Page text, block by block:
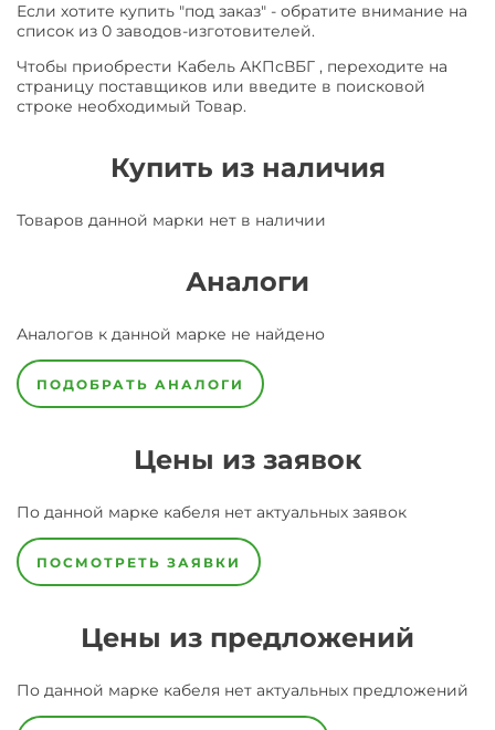
Если хотите купить "под заказ" - обратите внимание на
список из 0 заводов-изготовителей.
Чтобы приобрести Кабель АКПсВБГ , переходите на
страницу поставщиков или введите в поисковой
строке необходимый Товар.
Купить из наличия
Товаров данной марки нет в наличии
Аналоги
Аналогов к данной марке не найдено
ПОДОБРАТЬ АНАЛОГИ
Цены из заявок
По данной марке кабеля нет актуальных заявок
ПОСМОТРЕТЬ ЗАЯВКИ
Цены из предложений
По данной марке кабеля нет актуальных предложений